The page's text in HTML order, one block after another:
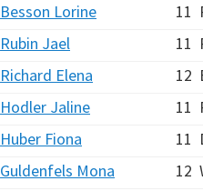
Besson Lorine 11
Rubin Jael 11
Richard Elena 12
Hodler Jaline 11
Huber Fiona 11
Guldenfels Mona 12